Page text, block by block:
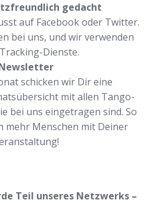
gedacht
auf Facebook oder Twitter.
bei uns, und wir verwenden
Dienste.
schicken wir Dir eine
mit allen Tango-
bei uns eingetragen sind. So
mehr Menschen mit Deiner
Teil unseres Netzwerks –